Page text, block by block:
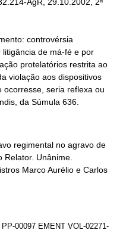
controvérsia
da Súmula 636.
regimental no agravo de
Relator. Unânime.
Marco Aurélio e Carlos
PP-00097 EMENT VOL-02271-